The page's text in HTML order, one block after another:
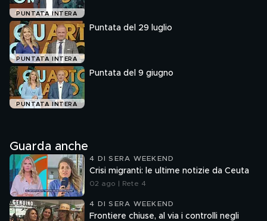
PUNTATA INTERA
PUNTATA INTERA
Puntata del 29 luglio
PUNTATA INTERA
Puntata del 9 giugno
Guarda anche
4 DI SERA WEEKEND
Crisi migranti: le ultime notizie da Ceuta
02 ago | Rete 4
4 DI SERA WEEKEND
Frontiere chiuse, al via i controlli negli